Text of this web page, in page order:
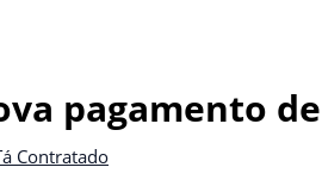
pagamento
Contratado